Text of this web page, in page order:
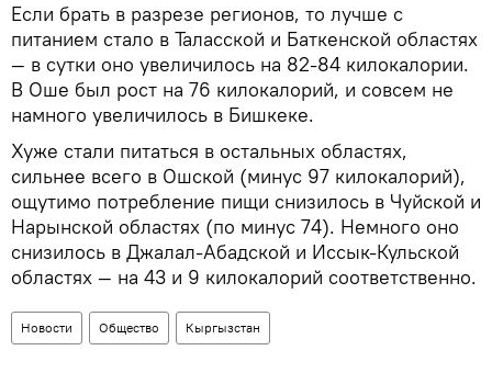
Если брать в разрезе регионов, то лучше с
питанием стало в Таласской и Баткенской областях
— в сутки оно увеличилось на 82-84 килокалории.
В Оше был рост на 76 килокалорий, и совсем не
намного увеличилось в Бишкеке.
Хуже стали питаться в остальных областях,
сильнее всего в Ошской (минус 97 килокалорий),
ощутимо потребление пищи снизилось в Чуйской и
Нарынской областях (по минус 74). Немного оно
снизилось в Джалал-Абадской и Иссык-Кульской
областях — на 43 и 9 килокалорий соответственно.
Новости Общество Кыргызстан